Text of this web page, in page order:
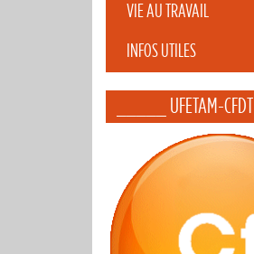
VIE AU TRAVAIL
INFOS UTILES
_____ UFETAM-CFDT